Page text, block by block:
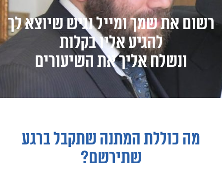
רשום את שמך ומייל נגיש שיוצא לך
להגיע אליו בקלות
ונשלח אליך את השיעורים
מה כוללת המתנה שתקבל ברגע
שתירשם?